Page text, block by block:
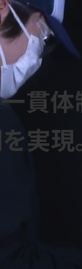
貫体
実現
工をご提供し
体制を確立
や試作にも柔軟
技術を磨き続け